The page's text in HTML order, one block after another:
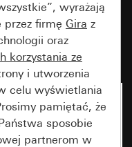
16
wyrażają
przez firmę Gira z
oraz
korzystania ze
i utworzenia
celu wyświetlania
pamiętać, że
sposobie
partnerom w